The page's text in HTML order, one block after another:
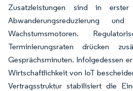
Zusatzleistungen sind in
Abwanderungsreduzierung
Wachstumsmotoren.
Terminierungsraten drücken
Gesprächsminuten. Infolgedessen
Wirtschaftlichkeit von IoT
Vertragsstruktur stabilisiert die